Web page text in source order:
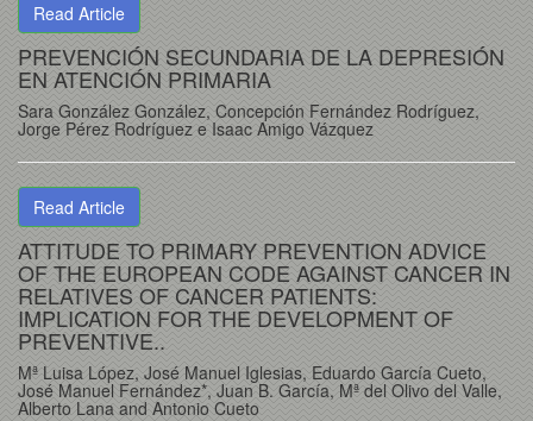
Read Article
PREVENCIÓN SECUNDARIA DE LA DEPRESIÓN
EN ATENCIÓN PRIMARIA
Sara González González, Concepción Fernández Rodríguez,
Jorge Pérez Rodríguez e Isaac Amigo Vázquez
Read Article
ATTITUDE TO PRIMARY PREVENTION ADVICE
OF THE EUROPEAN CODE AGAINST CANCER IN
RELATIVES OF CANCER PATIENTS:
IMPLICATION FOR THE DEVELOPMENT OF
PREVENTIVE..
Mª Luisa López, José Manuel Iglesias, Eduardo García Cueto,
José Manuel Fernández*, Juan B. García, Mª del Olivo del Valle,
Alberto Lana and Antonio Cueto